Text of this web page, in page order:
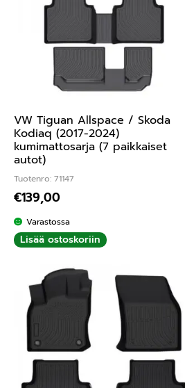
VW Tiguan Allspace / Skoda
Kodiaq (2017-2024)
kumimattosarja (7 paikkaiset
autot)
Tuotenro: 71147
€139,00
Varastossa
Lisää ostoskoriin